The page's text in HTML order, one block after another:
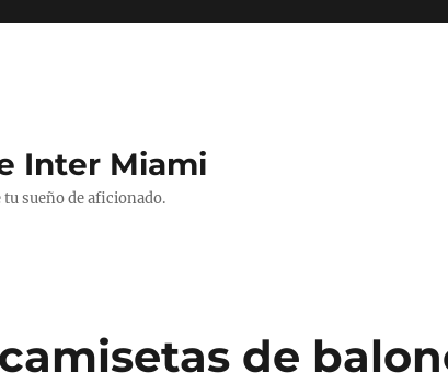
Inter Miami
sueño de aficionado.
de